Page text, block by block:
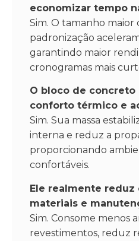
economizar tempo
Sim. O tamanho maior
padronização
garantindo maior
cronogramas mais
O bloco de concreto
conforto térmico e
Sim. Sua massa
interna e reduz a
proporcionando
confortáveis.
Ele realmente reduz
materiais e
Sim. Consome menos
revestimentos, reduz